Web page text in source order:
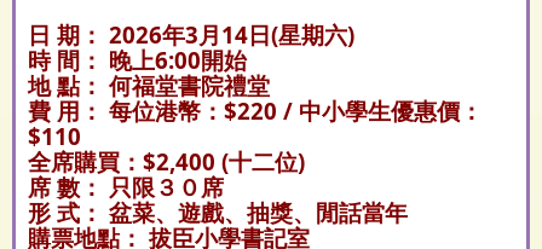
日 期： 2026年3月14日(星期六)
時 間： 晚上6:00開始
地 點： 何福堂書院禮堂
費 用： 每位港幣：$220 / 中小學生優惠價：
$110
全席購買：$2,400 (十二位)
席 數： 只限３０席
形 式： 盆菜、遊戲、抽獎、閒話當年
購票地點： 拔臣小學書記室